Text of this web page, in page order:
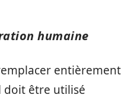
humaine
entièrement
doit être utilisé